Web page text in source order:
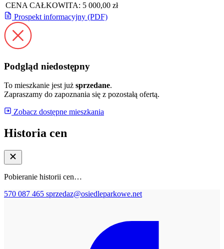
CENA CAŁKOWITA: 5 000,00 zł
Prospekt informacyjny (PDF)
Podgląd niedostępny
To mieszkanie jest już sprzedane.
Zapraszamy do zapoznania się z pozostałą ofertą.
Zobacz dostępne mieszkania
Historia cen
Pobieranie historii cen…
570 087 465 sprzedaz@osiedleparkowe.net